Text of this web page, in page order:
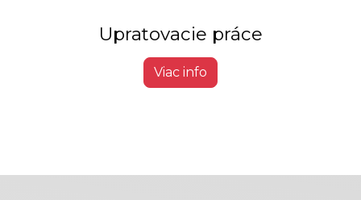
Upratovacie práce
Viac info